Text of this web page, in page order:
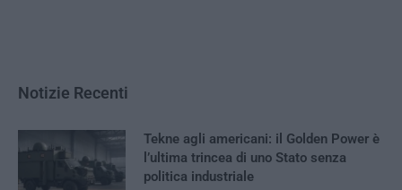
Notizie Recenti
Tekne agli americani: il Golden Power è
l’ultima trincea di uno Stato senza
politica industriale